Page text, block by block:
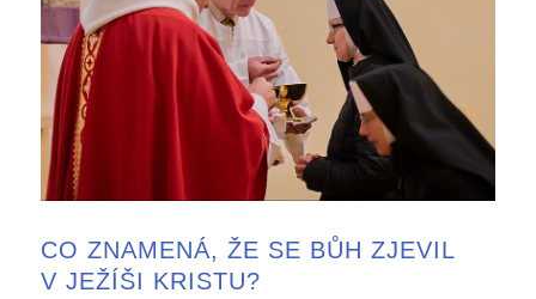
CO ZNAMENÁ, ŽE SE BŮH ZJEVIL
V JEŽÍŠI KRISTU?